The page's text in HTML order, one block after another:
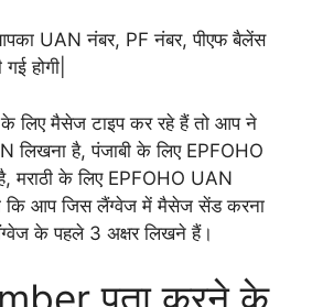
UAN नंबर, PF नंबर, पीएफ बैलेंस
होगी|
के लिए मैसेज टाइप कर रहे हैं तो आप ने
लिखना है, पंजाबी के लिए EPFOHO
मराठी के लिए EPFOHO UAN
कि आप जिस लैंग्वेज में मैसेज सेंड करना
के पहले 3 अक्षर लिखने हैं।